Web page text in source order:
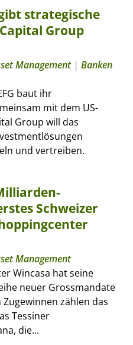
strategische
Group
Management| Banken
baut ihr
mit dem US-
Group will das
und vertreiben.
Schweizer
Management
Wincasa hat seine
neuer Grossmandate
zählen das
Tessiner
die...